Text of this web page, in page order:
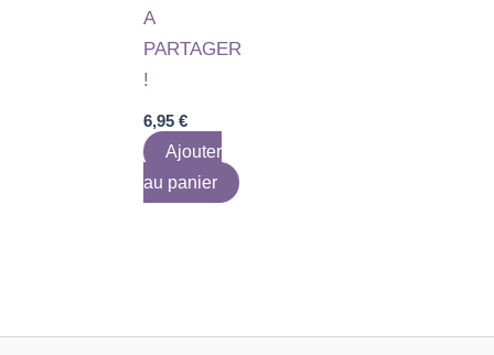
A
PARTAGER
!
6,95€
Ajouter
au panier